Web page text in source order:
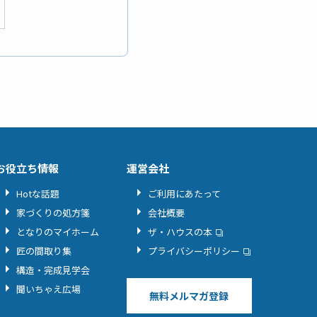
役立ち情報
Hotな話題
家づくりの処方箋
となりのマイホーム
匠の間取り集
構造・完成見学会
聞いちゃえ広場
運営会社
ご利用にあたって
会社概要
ザ・ハウスの本
プライバシーポリシー
無料メルマガ登録